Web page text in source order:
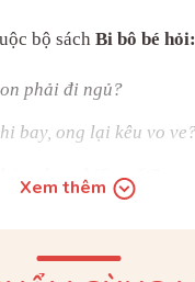
bộ sách Bi bô bé hỏi:
phải đi ngủ?
bay, ong lại kêu vo ve?
long biến mất?
đổ mưa?
Xem thêm